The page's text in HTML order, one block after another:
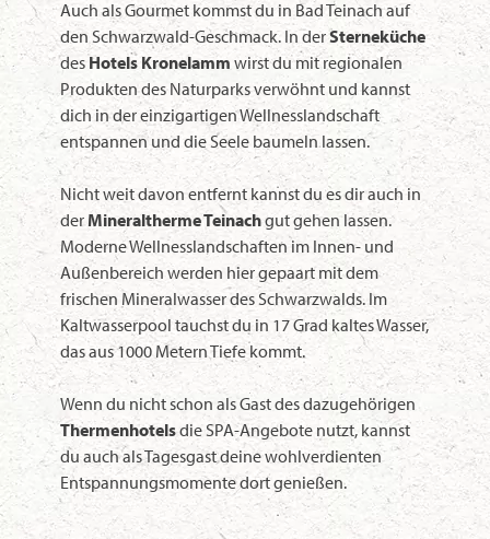
Auch als Gourmet kommst du in Bad Teinach auf
den Schwarzwald-Geschmack. In derSterneküche
desHotels Kronelamm wirst du mit regionalen
Produkten des Naturparks verwöhnt und kannst
dich in der einzigartigen Wellnesslandschaft
entspannen und die Seele baumeln lassen.
Nicht weit davon entfernt kannst du es dir auch in
derMineraltherme Teinachgut gehen lassen.
Moderne Wellnesslandschaften im Innen- und
Außenbereich werden hier gepaart mit dem
frischen Mineralwasser des Schwarzwalds. Im
Kaltwasserpool tauchst du in 17 Grad kaltes Wasser,
das aus 1000 Metern Tiefe kommt.
Wenn du nicht schon als Gast des dazugehörigen
Thermenhotelsdie SPA-Angebote nutzt, kannst
du auch als Tagesgast deine wohlverdienten
Entspannungsmomente dort genießen.